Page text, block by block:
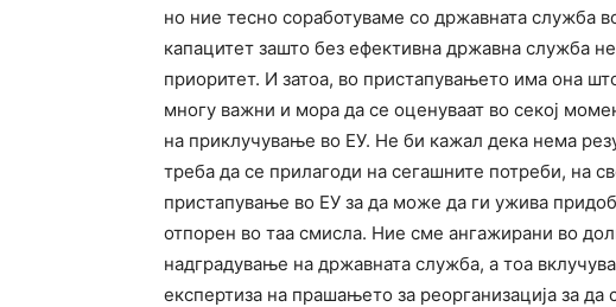
но ние тесно соработуваме со државната служба
капацитет зашто без ефективна државна служба
приоритет. И затоа, во пристапувањето има она
многу важни и мора да се оценуваат во секој
на приклучување во ЕУ. Не би кажал дека нема
треба да се прилагоди на сегашните потреби, на
пристапување во ЕУ за да може да ги ужива
отпорен во таа смисла. Ние сме ангажирани во
надградување на државната служба, а тоа
експертиза на прашањето за реорганизација за